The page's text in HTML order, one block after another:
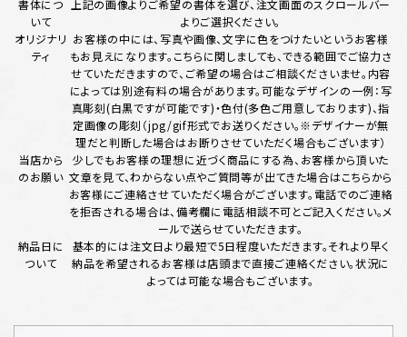
書体につ
いて
上記の画像よりご希望の書体を選び、注文画面のスクロールバー
よりご選択ください。
オリジナリ
ティ
お客様の中には、写真や画像、文字に色をつけたいというお客様
もお見えになります。こちらに関しましても、できる範囲でご協力さ
せていただきますので、ご希望の場合はご相談くださいませ。内容
によっては別途有料の場合があります。可能なデザインの一例：写
真彫刻(白黒ですが可能です)・色付(多色ご用意しております)、指
定画像の彫刻（jpg/gif形式でお送りください。※デザイナーが無
理だと判断した場合はお断りさせていただく場合もございます）
当店から
のお願い
少しでもお客様の理想に近づく商品にする為、お客様から頂いた
文章を見て、わからない点やご質問等が出てきた場合はこちらから
お客様にご連絡させていただく場合がございます。電話でのご連絡
を拒否される場合は、備考欄に電話相談不可とご記入ください。メ
ールで送らせていただきます。
納品日に
ついて
基本的には注文日より最短で5日程度いただきます。それより早く
納品を希望されるお客様は店頭まで直接ご連絡ください。状況に
よっては可能な場合もございます。